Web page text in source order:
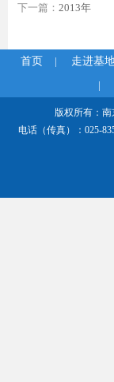
下一篇： 2013年
首页 | 走进基
|
版权所有：南
电话（传真）：025-